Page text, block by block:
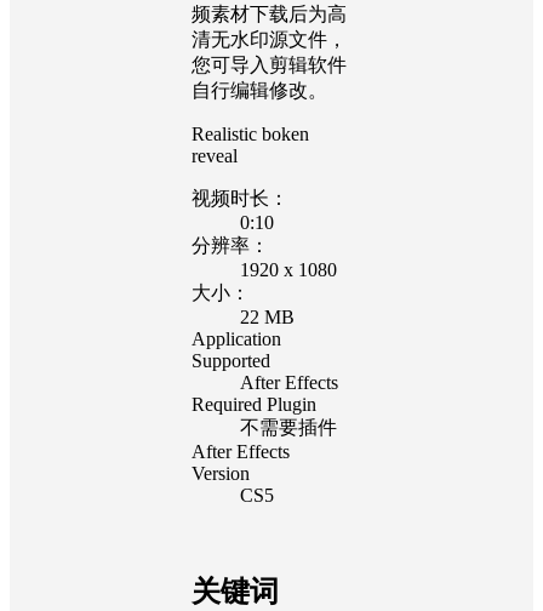
频素材下载后为高
清无水印源文件，
您可导入剪辑软件
自行编辑修改。
Realistic boken
reveal
视频时长：
0:10
分辨率：
1920 x 1080
大小：
22 MB
Application
Supported
After Effects
Required Plugin
不需要插件
After Effects
Version
CS5
关键词